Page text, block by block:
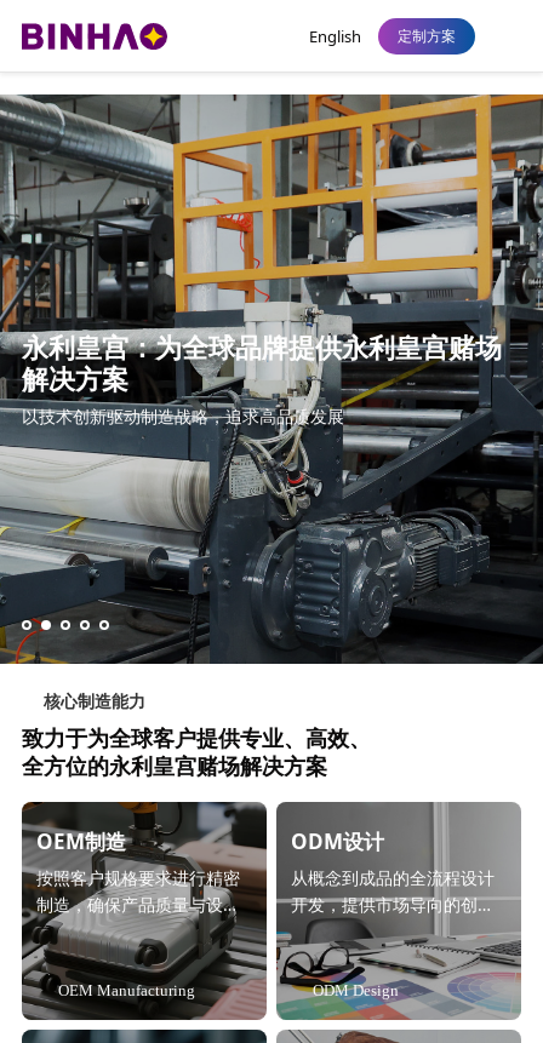
定制方案
English
永利皇宫：为全球品牌提供永利皇宫赌场
解决方案
以技术创新驱动制造战略，追求高品质发展
核心制造能力
致力于为全球客户提供专业、高效、
全方位的永利皇宫赌场解决方案
OEM制造
按照客户规格要求进行精密
制造，确保产品质量与设计
一致性。
OEM Manufacturing
ODM设计
从概念到成品的全流程设计
开发，提供市场导向的创新
解决方案。
ODM Design